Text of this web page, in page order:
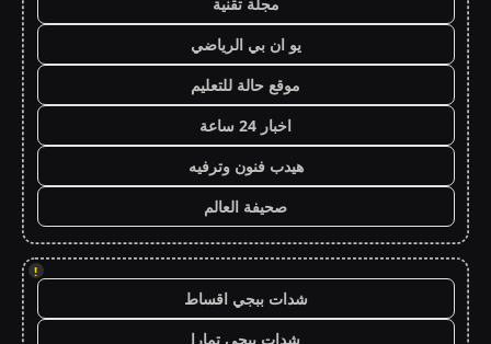
يو ان بي الرياضي
موقع حالة للتعليم
اخبار 24 ساعة
هيدب فنون وترفيه
صحيفة العالم
!
شدات ببجي اقساط
شدات ببجي تمارا